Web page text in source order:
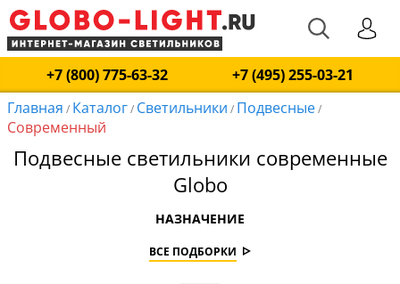
+7 (800) 775-63-32
+7 (495) 255-03-21
Главная / Каталог/ Светильники / Подвесные/
Современный
Подвесные светильники современные
Globo
НАЗНАЧЕНИЕ
ВСЕ ПОДБОРКИ